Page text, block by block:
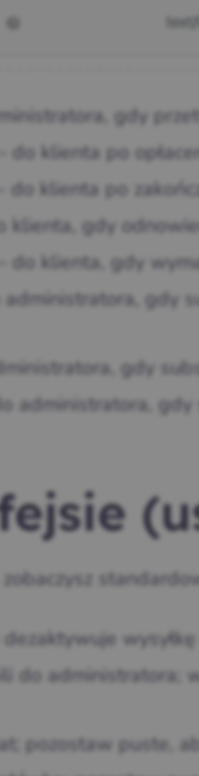
gdy
– do klienta po
– do klienta po
klienta, gdy
– do klienta, gdy
administratora, gdy
gdy
administratora,
do administratora;
pozostaw puste,